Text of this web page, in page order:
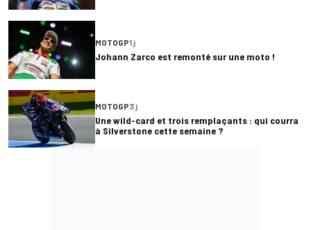
MOTOGP1 j
Johann Zarco est remonté sur une moto !
MOTOGP3 j
Une wild-card et trois remplaçants : qui courra
à Silverstone cette semaine ?